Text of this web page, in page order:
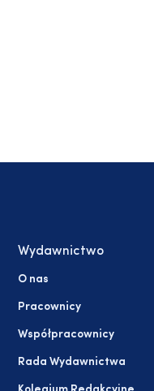
Wydawnictwo
O nas
Pracownicy
Współpracownicy
Rada Wydawnictwa